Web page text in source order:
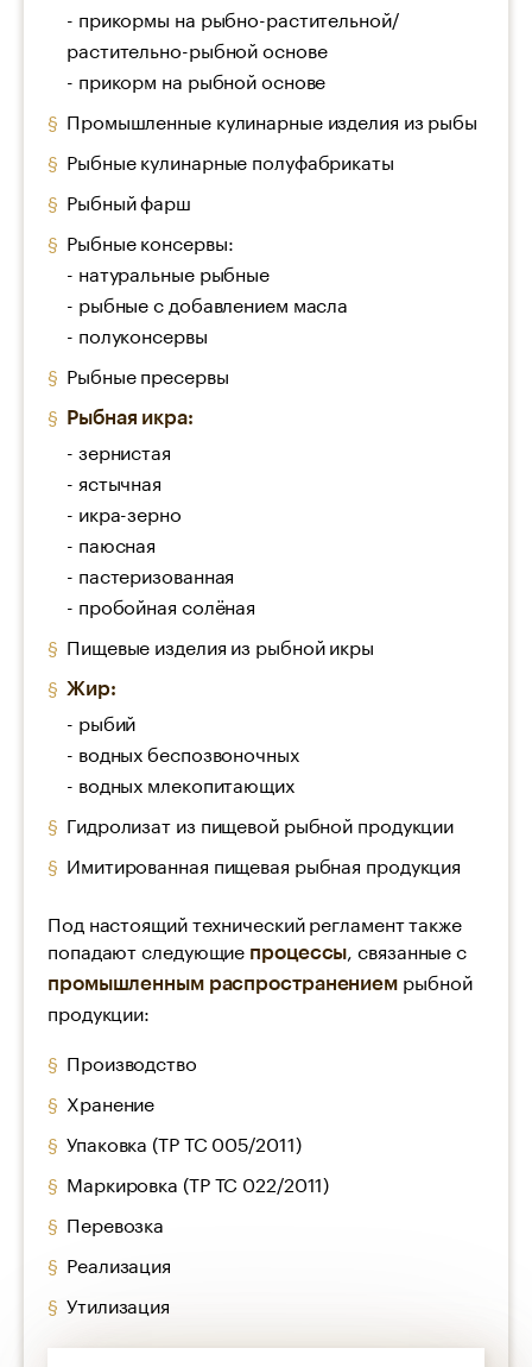
- прикормы на рыбно-растительной/
растительно-рыбной основе
- прикорм на рыбной основе
Промышленные кулинарные изделия из рыбы
Рыбные кулинарные полуфабрикаты
Рыбный фарш
Рыбные консервы:
- натуральные рыбные
- рыбные с добавлением масла
- полуконсервы
Рыбные пресервы
Рыбная икра:
- зернистая
- ястычная
- икра-зерно
- паюсная
- пастеризованная
- пробойная солёная
Пищевые изделия из рыбной икры
Жир:
- рыбий
- водных беспозвоночных
- водных млекопитающих
Гидролизат из пищевой рыбной продукции
Имитированная пищевая рыбная продукция
Под настоящий технический регламент также
попадают следующие процессы , связанные с
промышленным распространением рыбной
продукции:
Производство
Хранение
Упаковка (ТР ТС 005/2011)
Маркировка (ТР ТС 022/2011)
Перевозка
Реализация
Утилизация